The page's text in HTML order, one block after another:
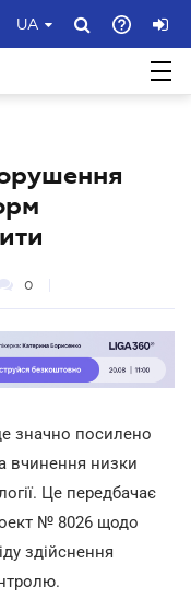
UA
0
значно посилено
вчинення низки
Це передбачає
№ 8026 щодо
здійснення